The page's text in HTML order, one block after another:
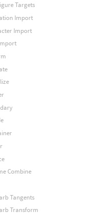
Targets
Import
Import
Combine
Tangents
Transform